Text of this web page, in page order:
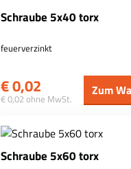
Schraube 5x40 torx
feuerverzinkt
€0,02
€ 0,02 ohne MwSt.
Zum
Schraube 5x60 torx